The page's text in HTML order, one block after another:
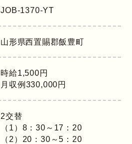
JOB-1370-YT
山形県西置賜郡飯豊町
時給1,500円
月収例330,000円
2交替
（1）8：30～17：20
（2）20：30～5：20